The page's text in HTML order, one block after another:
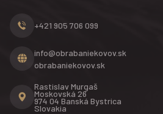
+421 905 706 099
info@obrabaniekovov.sk
obrabaniekovov.sk
Rastislav Murgaš
Moskovská 26
974 04 Banská Bystrica
Slovakia